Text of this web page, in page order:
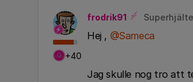
+40
frodrik91 Superhjälte
Hej , @Sameca
Jag skulle nog tro att